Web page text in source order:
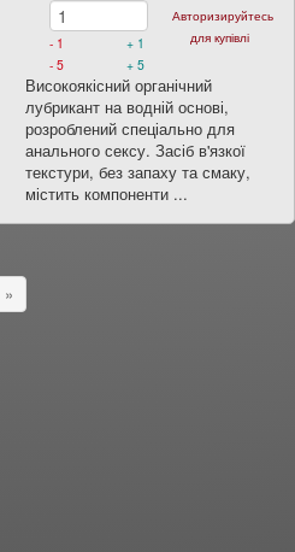
+ 1
- 1
- 5
+ 5
Авторизируйтесь
для купівлі
Високоякісний органічний
лубрикант на водній основі,
розроблений спеціально для
анального сексу. Засіб в'язкої
текстури, без запаху та смаку,
містить компоненти ...
»